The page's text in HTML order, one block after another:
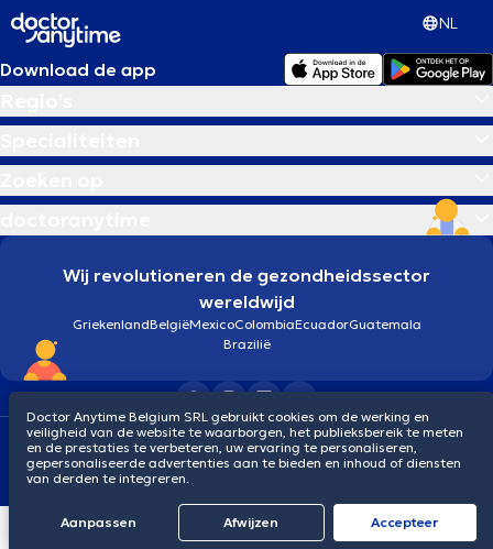
NL
Download de app
Wij revolutioneren de gezondheidssector
wereldwijd
GriekenlandBelgiëMexicoColombiaEcuadorGuatemala
Brazilië
Algemene voorwaarden CookiesPrivacybeleid
© 2026 doctoranytime
Doctor Anytime Belgium SRL gebruikt cookies om de werking en
veiligheid van de website te waarborgen, het publieksbereik te meten
en de prestaties te verbeteren, uw ervaring te personaliseren,
gepersonaliseerde advertenties aan te bieden en inhoud of diensten
van derden te integreren.
Aanpassen Afwijzen Αccepteer